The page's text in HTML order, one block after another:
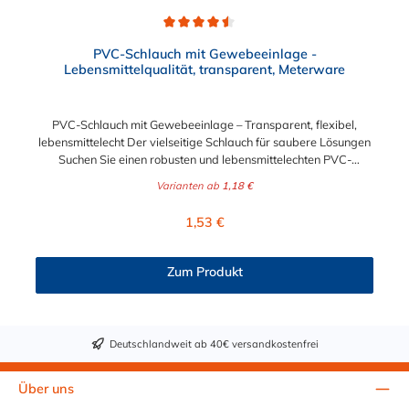
PVC-Schlauch mit Gewebeeinlage -
Lebensmittelqualität, transparent, Meterware
PVC-Schlauch mit Gewebeeinlage – Transparent, flexibel,
lebensmittelecht Der vielseitige Schlauch für saubere Lösungen
Suchen Sie einen robusten und lebensmittelechten PVC-
oder Gastronomie? Unser transparenter PVC-Schlauch mit
Meterware für maximale Flexibilität. Geprüfte Qualität für
Innenseele und Außendecke aus PVC sowie einer
stabilisierenden Textil-Gewebeeinlage. Er wird TÜV-geprüft
und LABS-frei produziert. In der transparenten und
B, C). Nur der Typ transparent erfüllt darüber hinaus KTW-C
sowie FDA 175.300. Verfügbare Schlauchinnendurchmesser: 4
mm 6 mm 9 mm 13 mm 16 mm 19 mm 25 mm Für Wasser,
Varianten ab 1,18 €
Regulärer Preis:
1,53 €
Zum Produkt
Deutschlandweit ab 40€ versandkostenfrei
Über uns